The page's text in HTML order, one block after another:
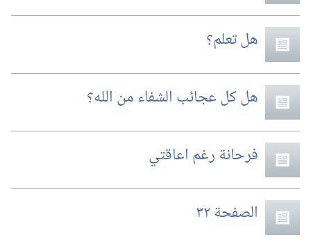
هل تعلم؟‏
هل كل عجائب الشفاء من الله؟‏
فرحانة رغم اعاقتي
الصفحة ٣٢